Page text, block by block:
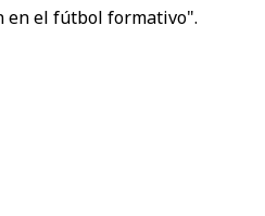
en el fútbol formativo".